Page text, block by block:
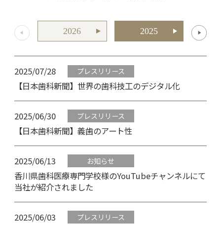
2026 2025
2025/07/28 プレスリリース
【日本歯科新聞】世界の歯科技工のデジタル化
2025/06/30 プレスリリース
【日本歯科新聞】義歯のアート性
2025/06/13 お知らせ
香川県歯科医療専門学校様のYouTubeチャンネルにて
当社が紹介されました
2025/06/03 プレスリリース